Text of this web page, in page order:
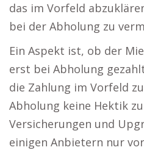
das im Vorfeld
bei der Abholung zu
Ein Aspekt ist, ob der
erst bei Abholung
die Zahlung im Vorfeld
Abholung keine Hektik
Versicherungen und
einigen Anbietern nur